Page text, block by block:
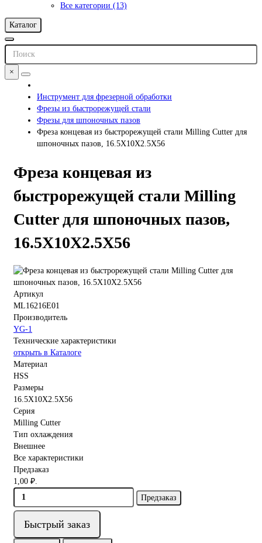
Все категории (13)
Каталог
×
Инструмент для фрезерной обработки
Фрезы из быстрорежущей стали
Фрезы для шпоночных пазов
Фреза концевая из быстрорежущей стали Milling Cutter для
шпоночных пазов, 16.5X10X2.5X56
Фреза концевая из
быстрорежущей стали Milling
Cutter для шпоночных пазов,
16.5X10X2.5X56
Артикул
ML16216E01
Производитель
YG-1
Технические характеристики
открыть в Каталоге
Материал
HSS
Размеры
16.5X10X2.5X56
Серия
Milling Cutter
Тип охлаждения
Внешнее
Все характеристики
Предзаказ
1,00 ₽.
Предзаказ
Быстрый заказ